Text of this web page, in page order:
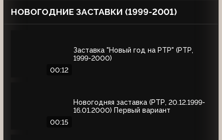
НОВОГОДНИЕ ЗАСТАВКИ (1999-2001)
00:12
Заставка "Новый год на РТР" (РТР,
1999-2000)
00:15
Новогодняя заставка (РТР, 20.12.1999-
16.01.2000) Первый вариант